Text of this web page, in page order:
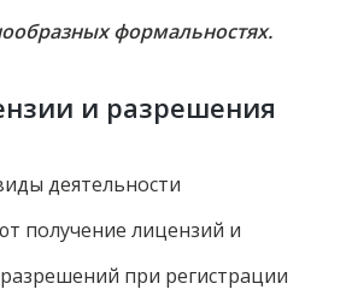
формальностях.
и разрешения
деятельности
получение лицензий и
при регистрации